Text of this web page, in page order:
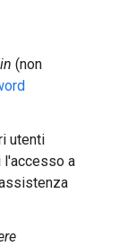
(non
utenti
l'accesso a